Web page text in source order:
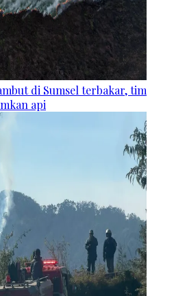
di Sumsel terbakar, tim
api